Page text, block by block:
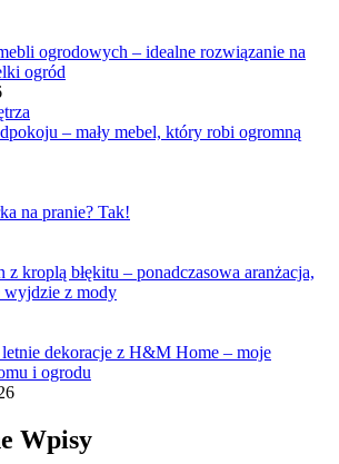
ogrodowych – idealne rozwiązanie na
ogród
– mały mebel, który robi ogromną
na pranie? Tak!
z kroplą błękitu – ponadczasowa aranżacja,
wyjdzie z mody
dekoracje z H&M Home – moje
i ogrodu
Wpisy